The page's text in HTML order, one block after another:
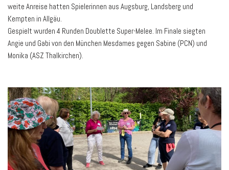
weite Anreise hatten Spielerinnen aus Augsburg, Landsberg und
Kempten in Allgäu.
Gespielt wurden 4 Runden Doublette Super-Melee. Im Finale siegten
Angie und Gabi von den München Mesdames gegen Sabine (PCN) und
Monika (ASZ Thalkirchen).